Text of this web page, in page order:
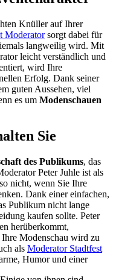
Knüller auf Ihrer
Moderatorsorgt dabei für
langweilig wird. Mit
leicht verständlich und
wird Ihre
Erfolg. Dank seiner
guten Aussehen, viel
es um Modenschauen
Sie
des Publikums, das
Peter Juhle ist als
nicht, wenn Sie Ihre
Dank einer einfachen,
Publikum nicht lange
kaufen sollte. Peter
herüberkommt,
Modenschau wird zu
als Moderator Stadtfest
Humor und einer